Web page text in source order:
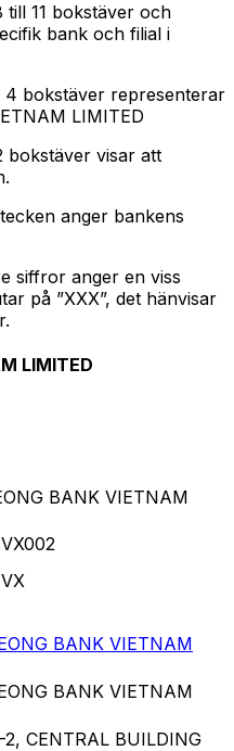
11 bokstäver och
bank och filial i
4 bokstäver representerar
LIMITED
bokstäver visar att
anger bankens
siffror anger en viss
på ”XXX”, det hänvisar
LIMITED
BANK VIETNAM
BANK VIETNAM
BANK VIETNAM
2, CENTRAL BUILDING